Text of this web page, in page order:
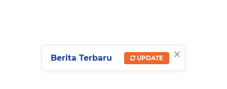
×
Berita Terbaru UPDATE